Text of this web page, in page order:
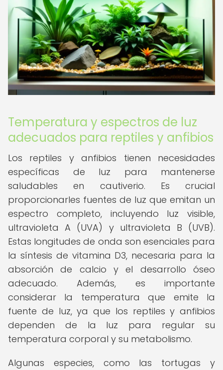
Temperatura y espectros de luz
adecuados para reptiles y anfibios
Los reptiles y anfibios tienen necesidades
específicas de luz para mantenerse
saludables en cautiverio. Es crucial
proporcionarles fuentes de luz que emitan un
espectro completo, incluyendo luz visible,
ultravioleta A (UVA) y ultravioleta B (UVB).
Estas longitudes de onda son esenciales para
la síntesis de vitamina D3, necesaria para la
absorción de calcio y el desarrollo óseo
adecuado. Además, es importante
considerar la temperatura que emite la
fuente de luz, ya que los reptiles y anfibios
dependen de la luz para regular su
temperatura corporal y su metabolismo.
Algunas especies, como las tortugas y